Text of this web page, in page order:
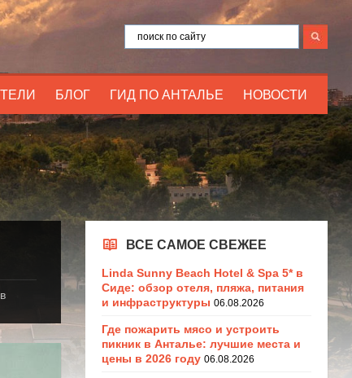
БЛОГ ГИД ПО АНТАЛЬЕ НОВОСТИ
ВСЕ САМОЕ СВЕЖЕЕ
Linda Sunny Beach Hotel & Spa 5* в
Сиде: обзор отеля, пляжа, питания
и инфраструктуры 06.08.2026
Где пожарить мясо и устроить
пикник в Анталье: лучшие места и
цены в 2026 году 06.08.2026